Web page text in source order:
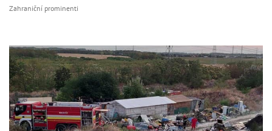
Zahraniční prominenti